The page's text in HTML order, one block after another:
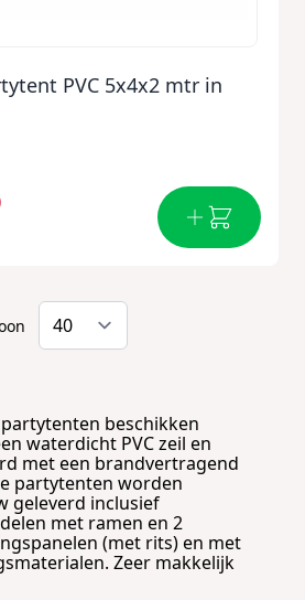
PVC 5x4x2 mtr in
partytenten beschikken
waterdicht PVC zeil en
met een brandvertragend
partytenten worden
geleverd inclusief
met ramen en 2
(met rits) en met
Zeer makkelijk